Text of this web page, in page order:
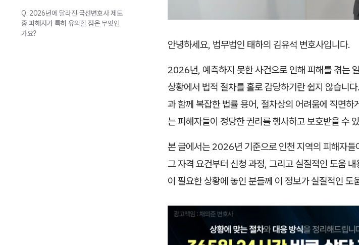
안녕하세요, 법무법인 태하의 김유석 변호사입니다.
2026년, 예측하지 못한 사건으로 인해 피해를 겪는
상황에서 법적 절차를 홀로 감당하기란 쉽지 않습니
과 함께 복잡한 법률 용어, 절차상의 어려움에 직면하
는 피해자들이 정당한 권리를 행사하고 보호받을 수
본 글에서는 2026년 기준으로 인천 지역의 피해자
그 자격 요건부터 신청 과정, 그리고 실질적인 도움
이 필요한 상황에 놓인 분들께 이 정보가 실질적인 도
Q. 2026년에 달라진 국선변호사 제도
중 피해자가 특히 유의할 점은 무엇인
가요?